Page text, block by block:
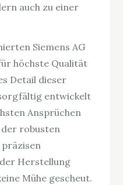
auch zu einer
Siemens AG
höchste Qualität
Detail dieser
entwickelt
Ansprüchen
robusten
Herstellung
Mühe gescheut.